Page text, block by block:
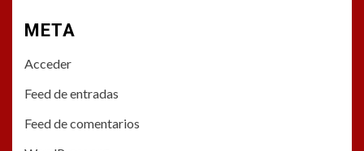
META
Acceder
Feed de entradas
Feed de comentarios